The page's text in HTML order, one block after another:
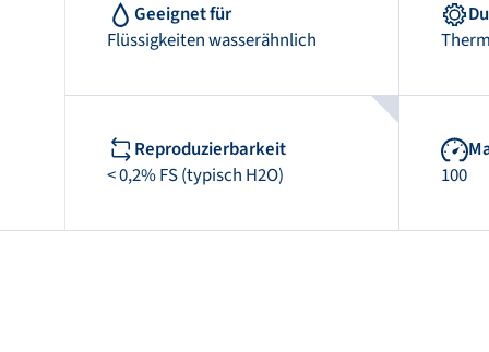
Geeignet für
Flüssigkeiten wasserähnlich
Reproduzierbarkeit
< 0,2% FS (typisch H2O)
100